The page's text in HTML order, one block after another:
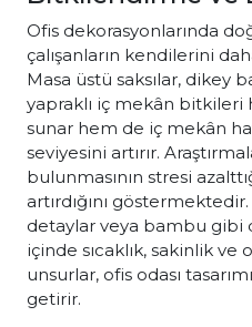
Ofis dekorasyonlarında
çalışanların kendilerini
Masa üstü saksılar, dikey
yapraklı iç mekân
sunar hem de iç mekân
seviyesini artırır.
bulunmasının stresi
artırdığını
detaylar veya bambu gibi
içinde sıcaklık, sakinlik ve
unsurlar, ofis odası
getirir.